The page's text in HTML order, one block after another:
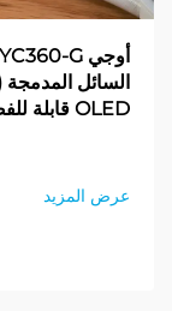
OLED قابلة للفصل بحجم ٥ بوصات
عرض المزيد